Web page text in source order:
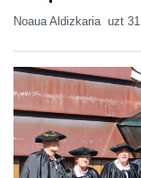
Noaua Aldizkaria uzt 31